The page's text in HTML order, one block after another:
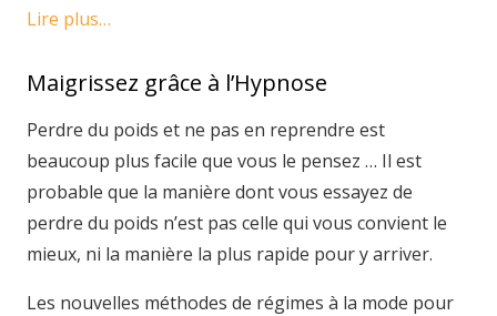
Lire plus…
Maigrissez grâce à l’Hypnose
Perdre du poids et ne pas en reprendre est
beaucoup plus facile que vous le pensez … Il est
probable que la manière dont vous essayez de
perdre du poids n’est pas celle qui vous convient le
mieux, ni la manière la plus rapide pour y arriver.
Les nouvelles méthodes de régimes à la mode pour